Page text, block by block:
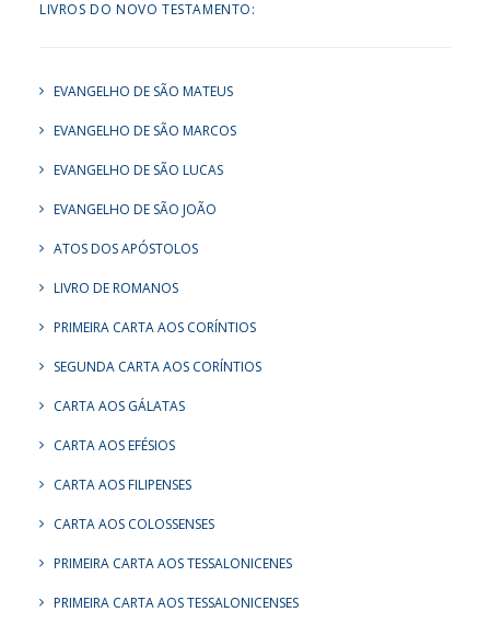
LIVROS DO NOVO TESTAMENTO:
EVANGELHO DE SÃO MATEUS
EVANGELHO DE SÃO MARCOS
EVANGELHO DE SÃO LUCAS
EVANGELHO DE SÃO JOÃO
ATOS DOS APÓSTOLOS
LIVRO DE ROMANOS
PRIMEIRA CARTA AOS CORÍNTIOS
SEGUNDA CARTA AOS CORÍNTIOS
CARTA AOS GÁLATAS
CARTA AOS EFÉSIOS
CARTA AOS FILIPENSES
CARTA AOS COLOSSENSES
PRIMEIRA CARTA AOS TESSALONICENES
PRIMEIRA CARTA AOS TESSALONICENSES